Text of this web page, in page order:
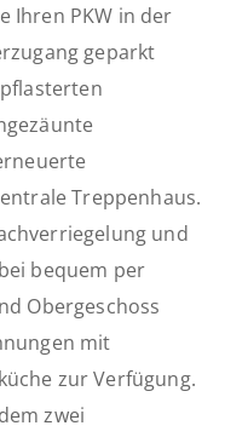
Ihren PKW in der
geparkt
Treppenhaus.
und
bequem per
Obergeschoss
mit
zur Verfügung.
zwei